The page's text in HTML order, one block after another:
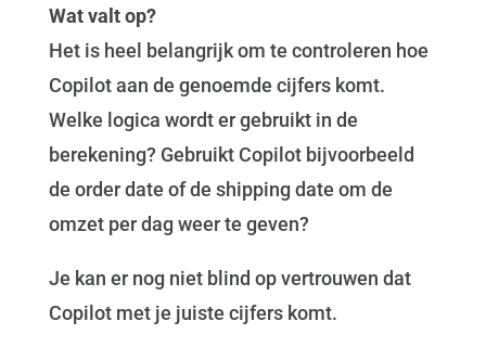
Wat valt op?
Het is heel belangrijk om te controleren hoe
Copilot aan de genoemde cijfers komt.
Welke logica wordt er gebruikt in de
berekening? Gebruikt Copilot bijvoorbeeld
de order date of de shipping date om de
omzet per dag weer te geven?
Je kan er nog niet blind op vertrouwen dat
Copilot met je juiste cijfers komt.